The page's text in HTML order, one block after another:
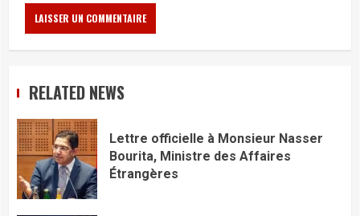
RELATED NEWS
Lettre officielle à Monsieur Nasser
Bourita, Ministre des Affaires
Étrangères